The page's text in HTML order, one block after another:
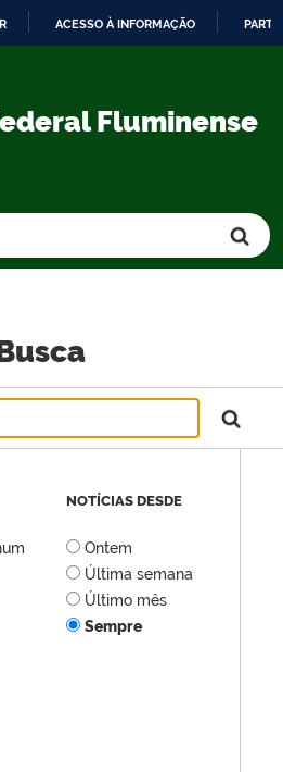
CONTEÚDO
ACESSO À INFORMAÇÃO
Fluminense
NOTÍCIAS DESDE
Ontem
Última semana
Último mês
Sempre